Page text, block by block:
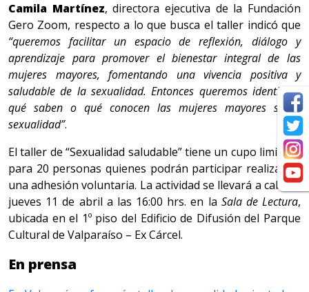
Camila Martínez, directora ejecutiva de la Fundación
Gero Zoom, respecto a lo que busca el taller indicó que
“queremos facilitar un espacio de reflexión, diálogo y
aprendizaje para promover el bienestar integral de las
mujeres mayores, fomentando una vivencia positiva y
saludable de la sexualidad. Entonces queremos identificar
qué saben o qué conocen las mujeres mayores sobre
sexualidad”.
El taller de “Sexualidad saludable” tiene un cupo limitado
para 20 personas quienes podrán participar realizando
una adhesión voluntaria. La actividad se llevará a cabo el
jueves 11 de abril a las 16:00 hrs. en la Sala de Lectura,
ubicada en el 1º piso del Edificio de Difusión del Parque
Cultural de Valparaíso – Ex Cárcel.
En prensa